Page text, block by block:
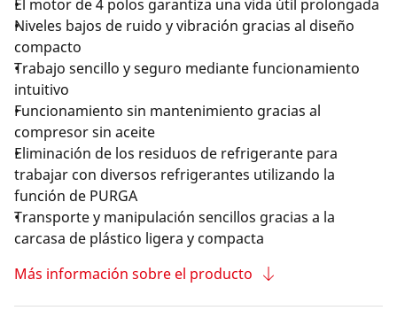
El motor de 4 polos garantiza una vida útil prolongada
Niveles bajos de ruido y vibración gracias al diseño
compacto
Trabajo sencillo y seguro mediante funcionamiento
intuitivo
Funcionamiento sin mantenimiento gracias al
compresor sin aceite
Eliminación de los residuos de refrigerante para
trabajar con diversos refrigerantes utilizando la
función de PURGA
Transporte y manipulación sencillos gracias a la
carcasa de plástico ligera y compacta
Más información sobre el producto